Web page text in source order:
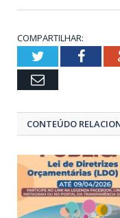
COMPARTILHAR:
Twitter
Email
CONTEÚDO